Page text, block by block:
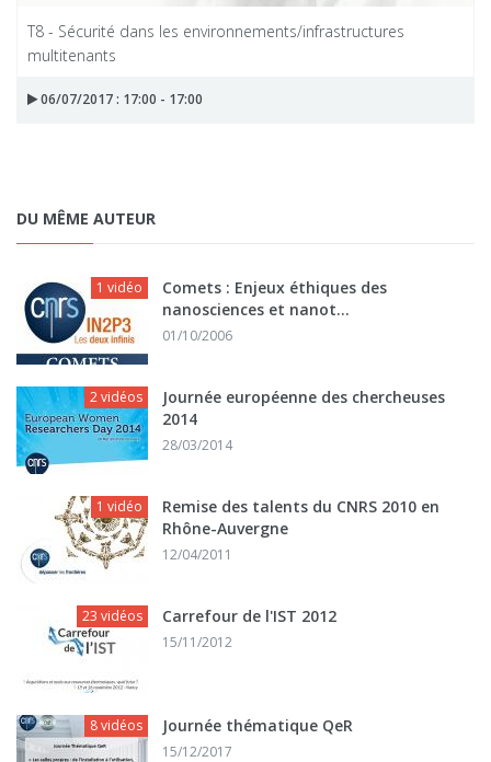
T8 - Sécurité dans les environnements/infrastructures
multitenants
06/07/2017 : 17:00 - 17:00
DU MÊME AUTEUR
1 vidéo
Comets : Enjeux éthiques des
nanosciences et nanot...
01/10/2006
2 vidéos
Journée européenne des chercheuses
2014
28/03/2014
1 vidéo
Remise des talents du CNRS 2010 en
Rhône-Auvergne
12/04/2011
23 vidéos Carrefour de l'IST 2012
15/11/2012
8 vidéos Journée thématique QeR
15/12/2017